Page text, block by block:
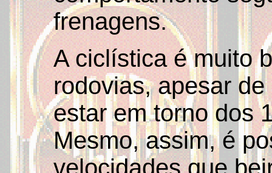
frenagens.
A ciclística é muito
rodovias, apesar
estar em torno dos
Mesmo, assim, é
velocidades que